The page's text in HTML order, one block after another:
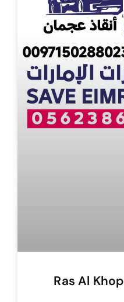
ريكفري راس الخور Ras Al Khop